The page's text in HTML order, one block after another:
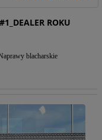
ROKU
blacharskie